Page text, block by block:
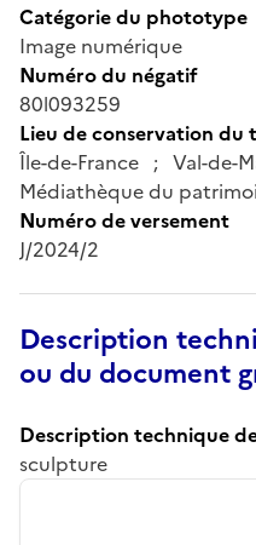
Catégorie du phototype
Image numérique
Numéro du négatif
80l093259
Lieu de conservation du
Île-de-France ; Val-de-
Médiathèque du
Numéro de versement
J/2024/2
Description
ou du document
Description technique
sculpture